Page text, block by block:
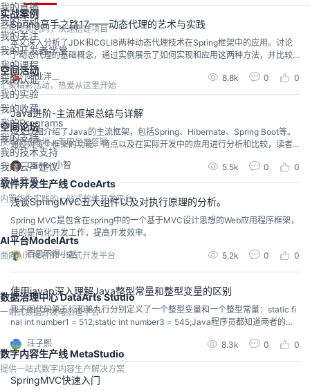
实战案例
完整案例代码，快速搭建项目
空间活动
汇聚精彩活动，热爱从这里开始
空间论坛
技术交流阵地，专家坐堂答疑
软件开发生产线 CodeArts
内置华为实践的一站式软件开发平台
AI平台ModelArts
面向AI开发者的一站式开发平台
数据治理中心 DataArts Studio
一站式数据开发与治理平台
数字内容生产线 MetaStudio
提供一站式数字内容生产解决方案
我的直播
我的活动
我的关注
我的开发者学堂
我的课程
我的认证
我的实验
我的收藏
我的Programs
我的支持
我的技术支持
我的云声建议
退出登录
Spring高手之路17——动态代理的艺术与实践
本文深入分析了JDK和CGLIB两种动态代理技术在Spring框架中的应用。讨论
了动态代理的基础概念，通过实例展示了如何实现和应用这两种方法，并比较
了它们的性能差异及适用场景。进一步，探讨了在动态代理中实现熔断限流和
日志监控的策略，以及如何利用动态代理优化Spring应用的设计和功能。
砖业洋__ 8.8k 0 0
Java进阶-主流框架总结与详解
本文详细介绍了Java的主流框架，包括Spring、Hibernate、Spring Boot等。
通过对每个框架的功能、特点以及在实际开发中的应用进行分析和比较，读者
可以更好地了解各框架的适用场景和优劣势。同时，本文还强调了Java框架在
提升开发效率、简化开发流程和提高代码质量方面的重要性。对于Java开发者
来说，选择合适的框架对项目的成功至关重要，因此本文的内容对他们具有很
高的参考价值。
Damon小智 5.5k 0 0
浅谈SpringMVC五大组件以及对执行原理的分析。
Spring MVC是包含在spring中的一个基于MVC设计思想的Web应用程序框架，
目的是简化开发工作，提高开发效率。
百思不得小赵 5.2k 0 0
使用javap深入理解Java整型常量和整型变量的区别
我下图代码第五行和第九行分别定义了一个整型变量和一个整型常量：static fi
nal int number1 = 512;static int number3 = 545;Java程序员都知道两者的区
和整型常量的区别。使用命令行javap -c constant.ConstantFolding查看.cla
s...
汪子熙 8.3k 0 0
SpringMVC快速入门